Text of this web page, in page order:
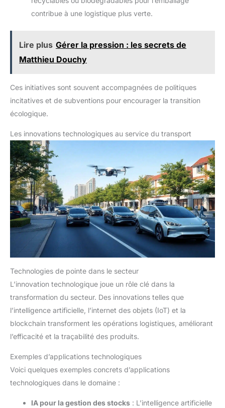
contribue à une logistique plus verte.
Lire plus Gérer la pression : les secrets de
Matthieu Douchy
Ces initiatives sont souvent accompagnées de politiques
incitatives et de subventions pour encourager la transition
écologique.
Les innovations technologiques au service du transport
Technologies de pointe dans le secteur
L’innovation technologique joue un rôle clé dans la
transformation du secteur. Des innovations telles que
l’intelligence artificielle, l’internet des objets (IoT) et la
blockchain transforment les opérations logistiques, améliorant
l’efficacité et la traçabilité des produits.
Exemples d’applications technologiques
Voici quelques exemples concrets d’applications
technologiques dans le domaine :
IA pour la gestion des stocks : L’intelligence artificielle